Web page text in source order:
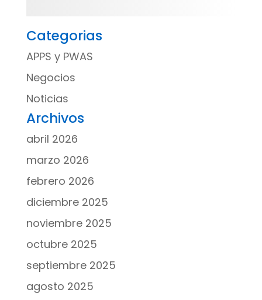
Categorias
APPS y PWAS
Negocios
Noticias
Archivos
abril 2026
marzo 2026
febrero 2026
diciembre 2025
noviembre 2025
octubre 2025
septiembre 2025
agosto 2025